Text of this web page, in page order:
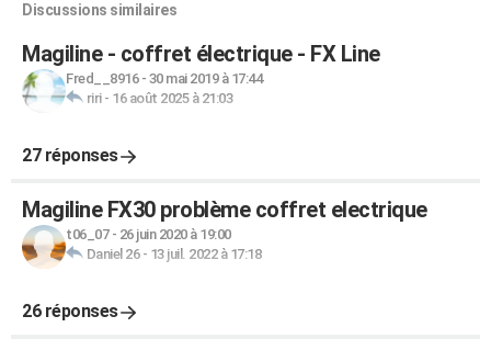
Discussions similaires
Magiline - coffret électrique - FX Line
Fred__8916- 30 mai 2019 à 17:44
riri- 16 août 2025 à 21:03
27 réponses
Magiline FX30 problème coffret electrique
t06_07- 26 juin 2020 à 19:00
Daniel 26- 13 juil. 2022 à 17:18
26 réponses